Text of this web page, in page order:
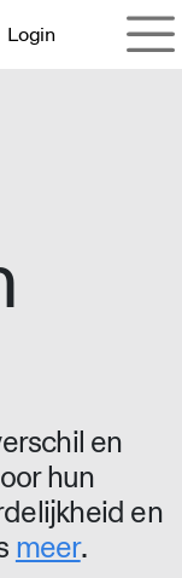
Login
en
hun
en
meer.